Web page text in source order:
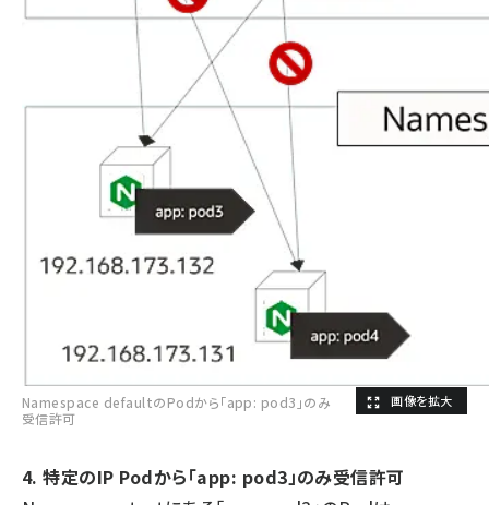
Namespace defaultのPodから「app: pod3」のみ
受信許可
4. 特定のIP Podから「app: pod3」のみ受信許可